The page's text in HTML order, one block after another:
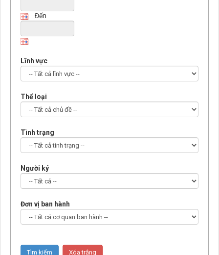
Đến
Lĩnh vực
Thể loại
Tình trạng
Người ký
Đơn vị ban hành